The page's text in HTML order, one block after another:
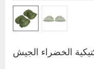
الخضراء الجيش